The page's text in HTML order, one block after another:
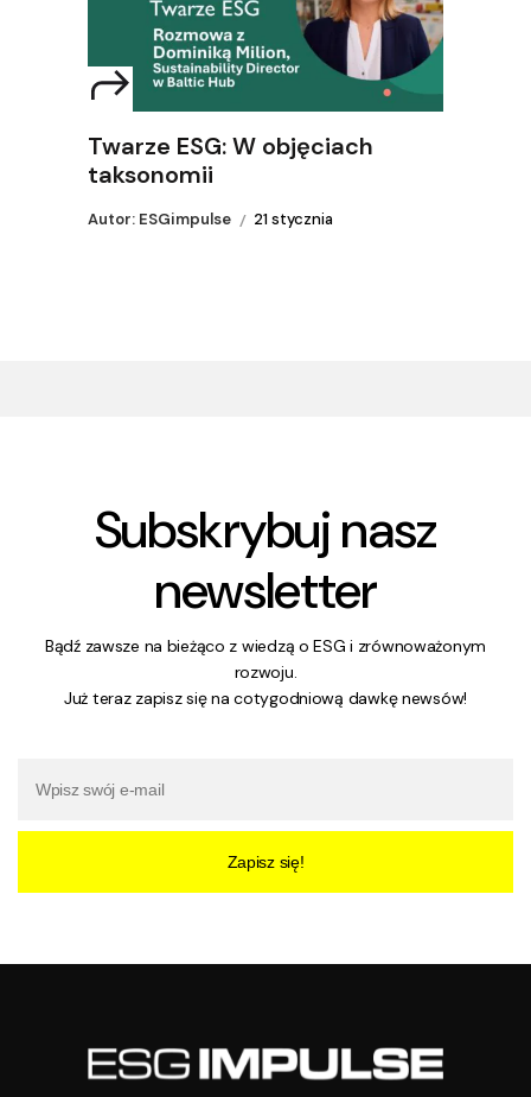
Twarze ESG: W objęciach
taksonomii
Autor: ESGimpulse 21 stycznia
Subskrybuj nasz
newsletter
Bądź zawsze na bieżąco z wiedzą o ESG i zrównoważonym
rozwoju.
Już teraz zapisz się na cotygodniową dawkę newsów!
Zapisz się!